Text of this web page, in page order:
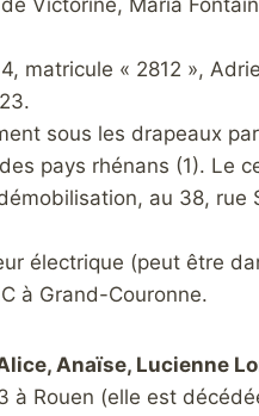
Victorine, Maria
matricule « 2812 »,
sous les drapeaux
pays rhénans (1). Le
au 38,
électrique (peut être
à Grand-Couronne.
Anaïse, Lucienne
à Rouen (elle est